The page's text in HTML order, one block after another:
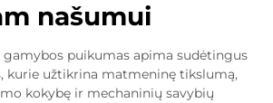
našumui
gamybos puikumas apima sudėtingus
kurie užtikrina matmeninę tikslumą,
kokybę ir mechaninių savybių